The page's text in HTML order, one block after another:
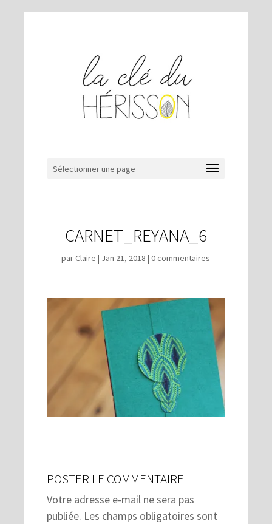
Sélectionner une page
CARNET_REYANA_6
parClaire | Jan 21, 2018 |0 commentaires
POSTER LE COMMENTAIRE
Votre adresse e-mail ne sera pas
publiée. Les champs obligatoires sont